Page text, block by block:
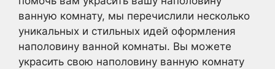
ванную комнату, мы перечислили несколько
уникальных и стильных идей оформления
наполовину ванной комнаты. Вы можете
украсить свою наполовину ванную комнату